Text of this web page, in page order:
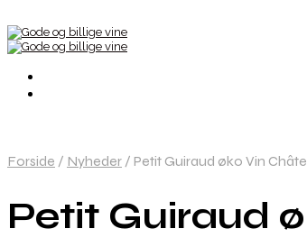
Forside / Nyheder / Petit Guiraud øko Vin
Petit Guiraud